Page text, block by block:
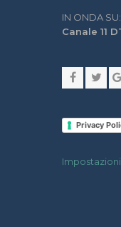
IN ONDA SU:
Canale 11
Privacy